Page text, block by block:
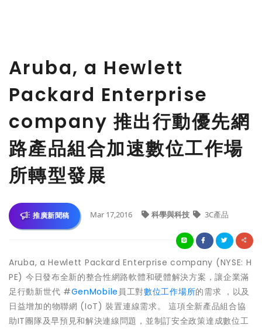
Aruba, a Hewlett
Packard Enterprise
company 推出行動優先網
路產品組合加速數位工作場
所轉型發展
推廣新聞稿 Mar 17,2016 科學與科技 3C產品
Aruba, a Hewlett Packard Enterprise company (NYSE: H
PE) 今日發布全新的整合性網路軟體和硬體解決方案，讓企業滿
足行動新世代 #GenMobile 員工對數位工作場所的需求 ，以及
日益增加的物聯網 (IoT) 裝置連線需求。 這項全新產品組合協
助IT團隊及早預見和解決連線問題，並制訂安全政策達成數位工